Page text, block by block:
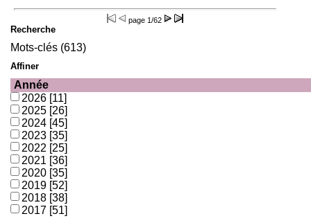
page 1/62
Recherche
Mots-clés (613)
Affiner
Année
2026 [11]
2025 [26]
2024 [45]
2023 [35]
2022 [25]
2021 [36]
2020 [35]
2019 [52]
2018 [38]
2017 [51]